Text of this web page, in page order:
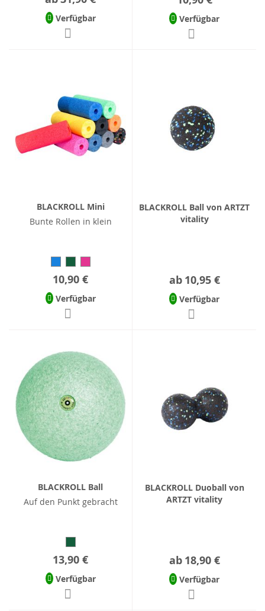
Verfügbar Verfügbar
BLACKROLL Mini
Bunte Rollen in klein
10,90 €
Verfügbar
BLACKROLL Ball von ARTZT
vitality
ab 10,95 €
Verfügbar
BLACKROLL Ball
Auf den Punkt gebracht
13,90 €
Verfügbar
BLACKROLL Duoball von
ARTZT vitality
ab 18,90 €
Verfügbar